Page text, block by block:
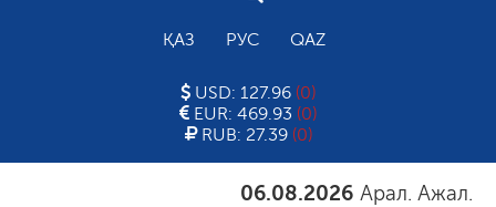
ҚАЗ РУС QAZ
USD: 127.96 (0)
EUR: 469.93 (0)
RUB: 27.39 (0)
06.08.2026 Арал. Ажал.